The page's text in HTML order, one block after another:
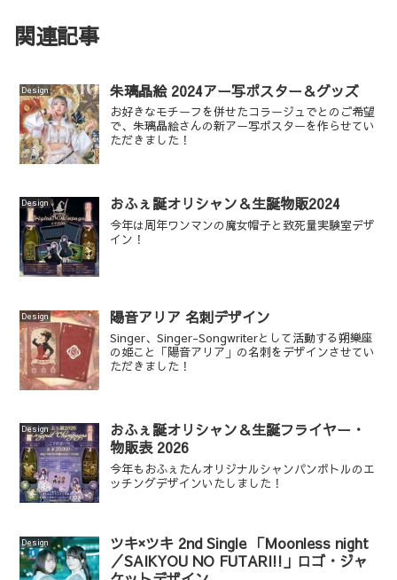
関連記事
Design 朱璃晶絵 2024アー写ポスター＆グッズ
お好きなモチーフを併せたコラージュでとのご希望
で、朱璃晶絵さんの新アー写ポスターを作らせてい
ただきました！
Design おふぇ誕オリシャン＆生誕物販2024
今年は周年ワンマンの魔女帽子と致死量実験室デザ
イン！
Design 陽音アリア 名刺デザイン
Singer、Singer-Songwriterとして活動する朔樂座
の姫こと「陽音アリア」の名刺をデザインさせてい
ただきました！
Design
おふぇ誕オリシャン＆生誕フライヤー・
物販表 2026
今年もおふぇたんオリジナルシャンパンボトルのエ
ッチングデザインいたしました！
Design
ツキ×ツキ 2nd Single 「Moonless night
／SAIKYOU NO FUTARI!!」ロゴ・ジャ